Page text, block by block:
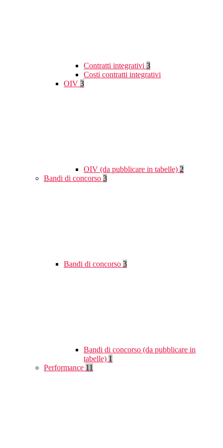
Contratti integrativi 3
Costi contratti integrativi
OIV 3
OIV (da pubblicare in tabelle) 2
Bandi di concorso 3
Bandi di concorso 3
Bandi di concorso (da pubblicare in
tabelle) 1
Performance 11